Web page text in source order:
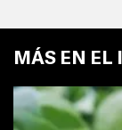
MÁS EN EL